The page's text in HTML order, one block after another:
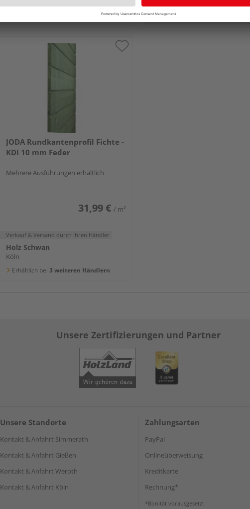
3 weiteren Händlern
JODA Rundkantenprofil Fichte -
KDI 10 mm Feder
Mehrere Ausführungen erhältlich
31,99 € / m²
Verkauf & Versand durch Ihren Händler
Holz Schwan
Köln
Erhältlich bei 3 weiteren Händlern
Unsere Zertifizierungen und Partner
Unsere Standorte
Kontakt & Anfahrt Simmerath
Kontakt & Anfahrt Gießen
Kontakt & Anfahrt Weroth
Kontakt & Anfahrt Köln
Zahlungsarten
PayPal
Onlineüberweisung
Kreditkarte
Rechnung*
*Bonität vorausgesetzt